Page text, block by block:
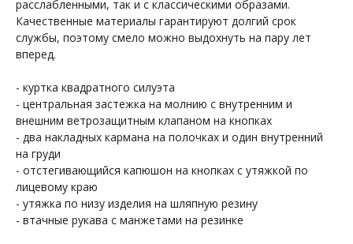
расслабленными, так и с классическими образами.
Качественные материалы гарантируют долгий срок
службы, поэтому смело можно выдохнуть на пару лет
вперед.
- куртка квадратного силуэта
- центральная застежка на молнию с внутренним и
внешним ветрозащитным клапаном на кнопках
- два накладных кармана на полочках и один внутренний
на груди
- отстегивающийся капюшон на кнопках с утяжкой по
лицевому краю
- утяжка по низу изделия на шляпную резину
- втачные рукава с манжетами на резинке
+7 964 429-41-29
WhatsApp